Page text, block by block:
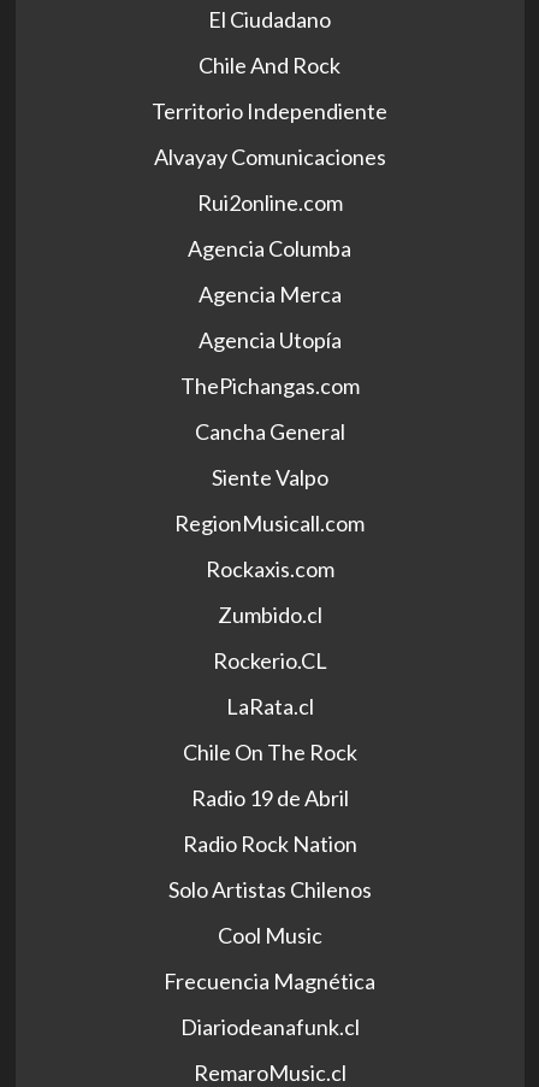
El Ciudadano
Chile And Rock
Territorio Independiente
Alvayay Comunicaciones
Rui2online.com
Agencia Columba
Agencia Merca
Agencia Utopía
ThePichangas.com
Cancha General
Siente Valpo
RegionMusicall.com
Rockaxis.com
Zumbido.cl
Rockerio.CL
LaRata.cl
Chile On The Rock
Radio 19 de Abril
Radio Rock Nation
Solo Artistas Chilenos
Cool Music
Frecuencia Magnética
Diariodeanafunk.cl
RemaroMusic.cl